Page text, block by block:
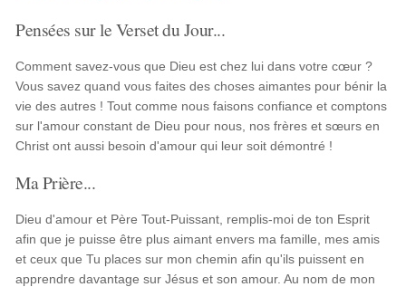
Pensées sur le Verset du Jour...
Comment savez-vous que Dieu est chez lui dans votre cœur ?
Vous savez quand vous faites des choses aimantes pour bénir la
vie des autres ! Tout comme nous faisons confiance et comptons
sur l'amour constant de Dieu pour nous, nos frères et sœurs en
Christ ont aussi besoin d'amour qui leur soit démontré !
Ma Prière...
Dieu d'amour et Père Tout-Puissant, remplis-moi de ton Esprit
afin que je puisse être plus aimant envers ma famille, mes amis
et ceux que Tu places sur mon chemin afin qu'ils puissent en
apprendre davantage sur Jésus et son amour. Au nom de mon